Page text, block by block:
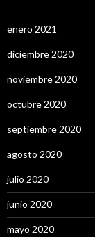
enero 2021
diciembre 2020
noviembre 2020
octubre 2020
septiembre 2020
agosto 2020
julio 2020
junio 2020
mayo 2020